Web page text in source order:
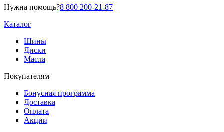
Нужна помощь?8 800 200-21-87
Каталог
Шины
Диски
Масла
Покупателям
Бонусная программа
Доставка
Оплата
Акции